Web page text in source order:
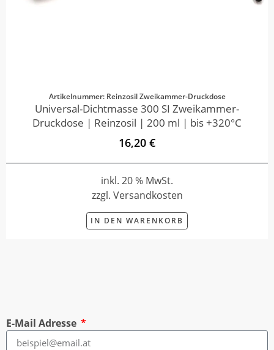
Artikelnummer: Reinzosil Zweikammer-Druckdose
Universal-Dichtmasse 300 SI Zweikammer-
Druckdose | Reinzosil | 200 ml | bis +320°C
16,20 €
inkl. 20 % MwSt.
zzgl. Versandkosten
IN DEN WARENKORB
E-Mail Adresse